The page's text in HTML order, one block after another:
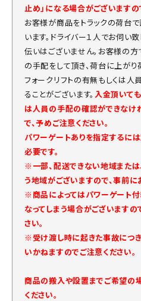
止め」になる場合がございますの
お客様が商品をトラックの荷台
います。ドライバー１人でお伺い
伝いはございません。お客様の方
の手配をして頂き、荷台に上がり
フォークリフトの有無もしくは
ることがございます。 入金頂いて
は人員の手配の確認ができなけ
で、予めご注意ください。
パワーゲートありを指定する
必要です。
※一部、配送できない地域または
う地域がございますので、事前に
※商品によってはパワーゲート
なってしまう場合がございます
さい。
※受け渡し時に起きた事故につ
いかねますのでご注意ください。
商品の搬入や設置までご希望の
ください。